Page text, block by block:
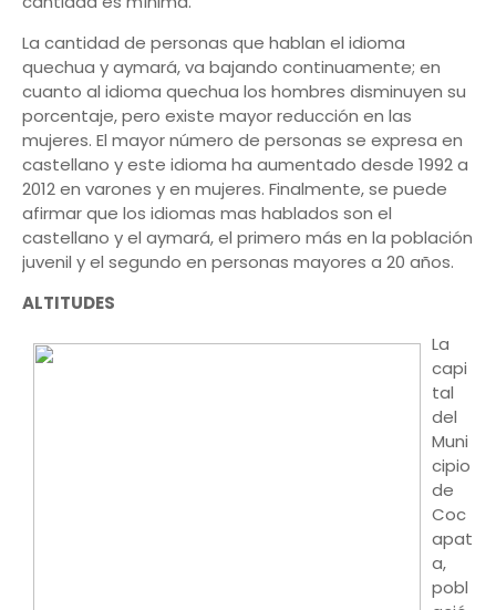
La cantidad de personas que hablan el idioma
quechua y aymará, va bajando continuamente; en
cuanto al idioma quechua los hombres disminuyen su
porcentaje, pero existe mayor reducción en las
mujeres. El mayor número de personas se expresa en
castellano y este idioma ha aumentado desde 1992 a
2012 en varones y en mujeres. Finalmente, se puede
afirmar que los idiomas mas hablados son el
castellano y el aymará, el primero más en la población
juvenil y el segundo en personas mayores a 20 años.
ALTITUDES
La
capi
tal
del
Muni
cipio
de
Coc
apat
a,
pobl